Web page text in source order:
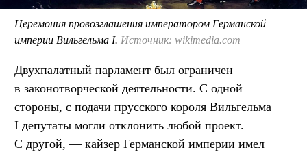
Церемония провозглашения императором Германской
империи Вильгельма I. Источник: wikimedia.com
Двухпалатный парламент был ограничен
в законотворческой деятельности. С одной
стороны, с подачи прусского короля Вильгельма
I депутаты могли отклонить любой проект.
С другой, — кайзер Германской империи имел